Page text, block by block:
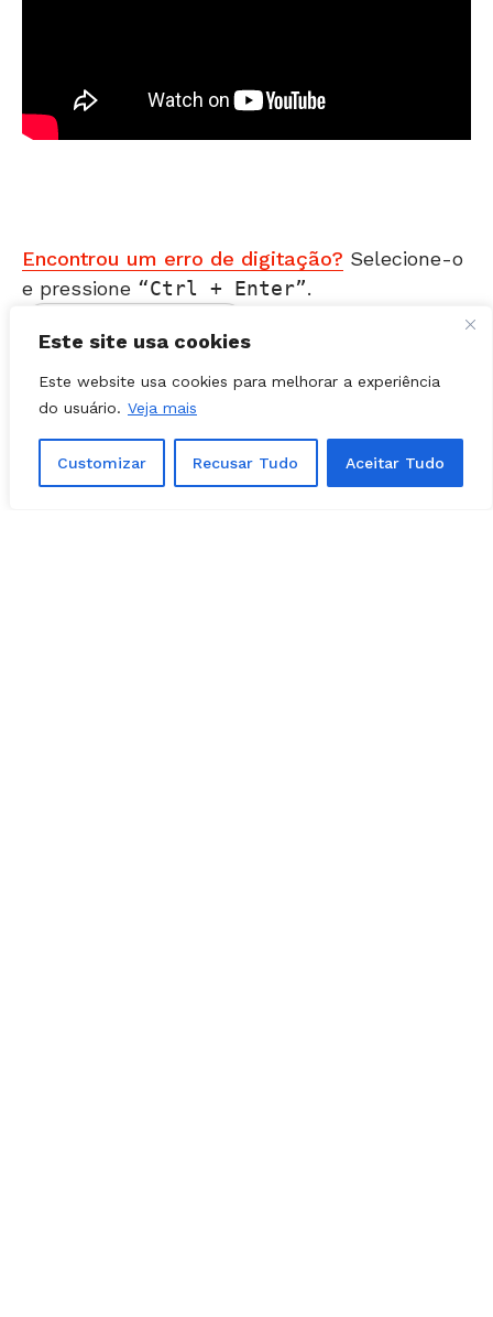
Este site usa cookies
Este website usa cookies para melhorar a experiência
do usuário. Veja mais
Customizar Recusar Tudo Aceitar Tudo
e pressione Ctrl + Enter .
Matérias Relacionadas